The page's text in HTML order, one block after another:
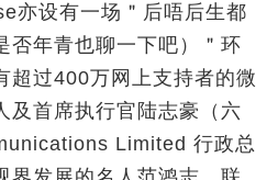
亦设有一场＂后唔后生都
否年青也聊一下吧）＂环
超过400万网上支持者的微
及首席执行官陆志豪（六
Limited 行政总